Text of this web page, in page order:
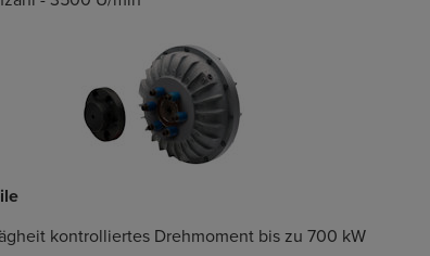
kontrolliertes Drehmoment bis zu 700 kW